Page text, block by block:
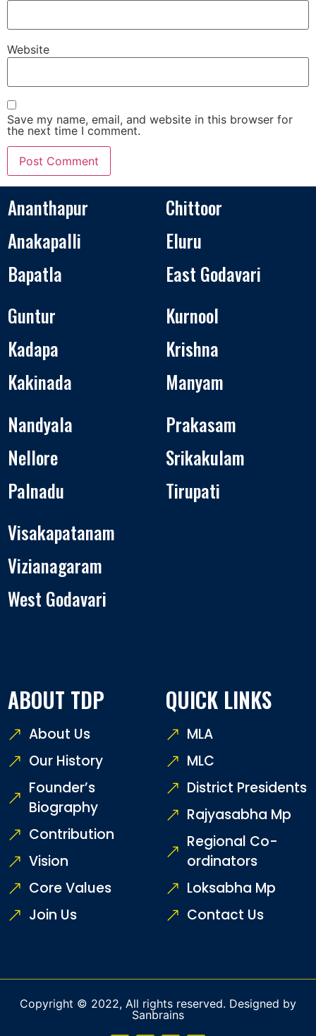
Website
Save my name, email, and website in this browser for
the next time I comment.
Ananthapur
Anakapalli
Bapatla
Chittoor
Eluru
East Godavari
Guntur
Kadapa
Kakinada
Kurnool
Krishna
Manyam
Nandyala
Nellore
Palnadu
Prakasam
Srikakulam
Tirupati
Visakapatanam
Vizianagaram
West Godavari
ABOUT TDP
About Us
Our History
Founder’s
Biography
Contribution
Vision
Core Values
Join Us
QUICK LINKS
MLA
MLC
District Presidents
Rajyasabha Mp
Regional Co-
ordinators
Loksabha Mp
Contact Us
Copyright © 2022, All rights reserved. Designed by
Sanbrains